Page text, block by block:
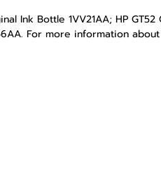
Ink Bottle 1VV21AA; HP
For more information